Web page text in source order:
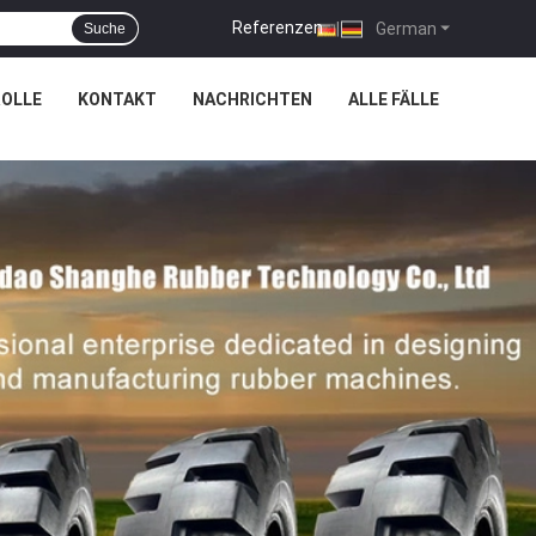
German
Referenzen |
Suche
KONTAKT NACHRICHTEN ALLE FÄLLE